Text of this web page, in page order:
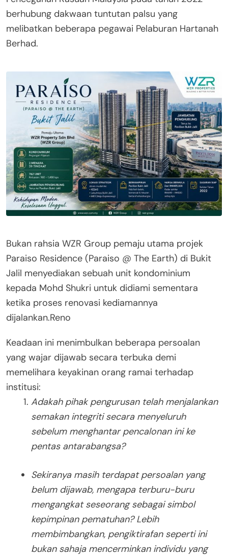
berhubung dakwaan tuntutan palsu yang
melibatkan beberapa pegawai Pelaburan Hartanah
Berhad.
Bukan rahsia WZR Group pemaju utama projek
Paraiso Residence (Paraiso @ The Earth) di Bukit
Jalil menyediakan sebuah unit kondominium
kepada Mohd Shukri untuk didiami sementara
ketika proses renovasi kediamannya
dijalankan.Reno
Keadaan ini menimbulkan beberapa persoalan
yang wajar dijawab secara terbuka demi
memelihara keyakinan orang ramai terhadap
institusi:
Adakah pihak pengurusan telah menjalankan
semakan integriti secara menyeluruh
sebelum menghantar pencalonan ini ke
pentas antarabangsa?
Sekiranya masih terdapat persoalan yang
belum dijawab, mengapa terburu-buru
mengangkat seseorang sebagai simbol
kepimpinan pematuhan? Lebih
membimbangkan, pengiktirafan seperti ini
bukan sahaja mencerminkan individu yang